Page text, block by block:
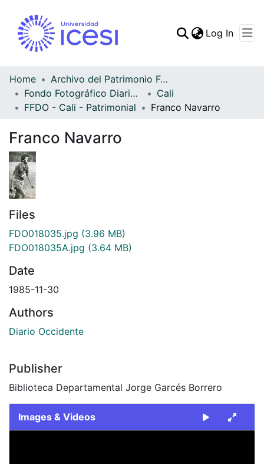
Statistics
Log In
Home
Archivo del Patrimonio Fotográfico y Fílmico del Valle del Cauca
Fondo Fotográfico Diario Occidente
Cali
FFDO - Cali - Patrimonial
Franco Navarro
Franco Navarro
Files
FDO018035.jpg (3.96 MB)
FDO018035A.jpg (3.64 MB)
Date
1985-11-30
Authors
Diario Occidente
Publisher
Biblioteca Departamental Jorge Garcés Borrero
Images & Videos